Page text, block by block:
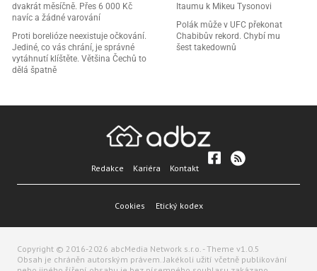
dvakrát měsíčně. Přes 6 000 Kč
navíc a žádné varování
Proti borelióze neexistuje očkování.
Jediné, co vás chrání, je správné
vytáhnutí klíštěte. Většina Čechů to
dělá špatně
Itaumu k Mikeu Tysonovi
Polák může v UFC překonat
Chabibův rekord. Chybí mu
šest takedownů
Redakce Kariéra Kontakt
Cookies Etický kodex
Copyright © 2016-2026 abcMedia Network s.r.o. - Theme v1.0.5
Obsah je chráněn autorským právem. Jakékoli užití včetně publikování